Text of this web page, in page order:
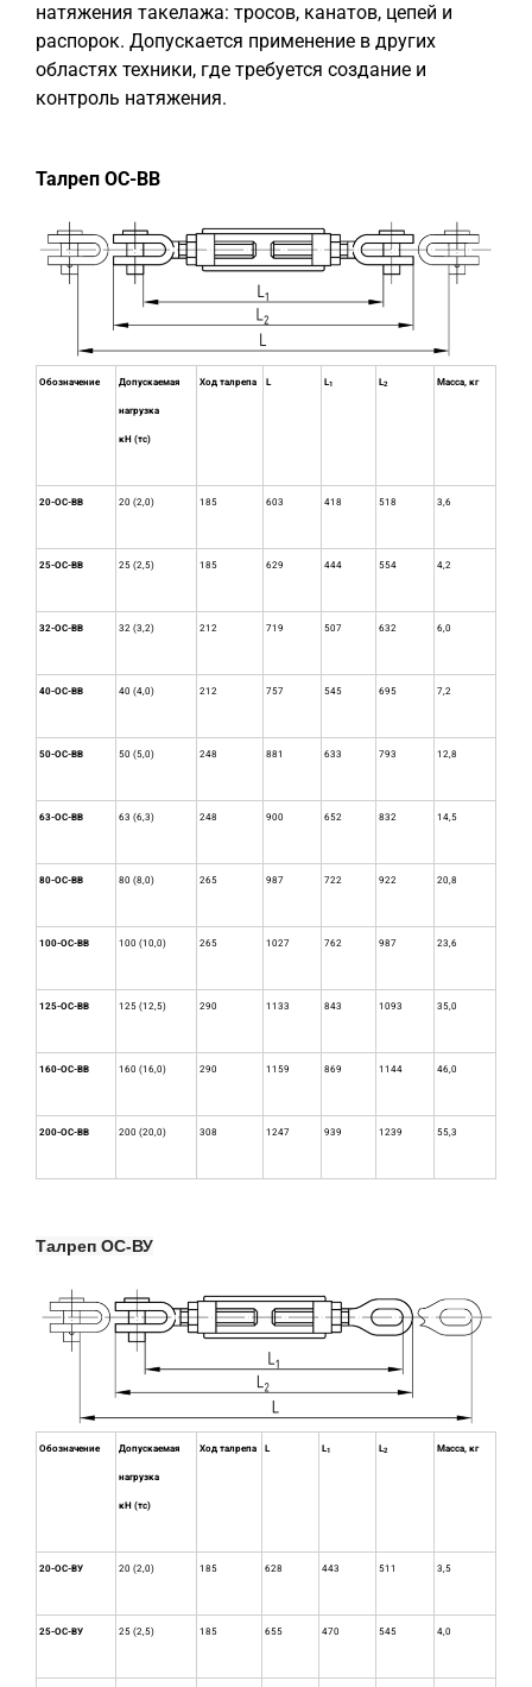
натяжения такелажа: тросов, канатов, цепей и
распорок. Допускается применение в других
областях техники, где требуется создание и
контроль натяжения.
Талреп ОС-ВВ
Обозначение Допускаемая
нагрузка
кН (тс)
Ход талрепа L L 1 L 2 Масса, кг
20-ОС-ВВ 20 (2,0) 185 603 418 518 3,6
25-ОС-ВВ 25 (2,5) 185 629 444 554 4,2
32-ОС-ВВ 32 (3,2) 212 719 507 632 6,0
40-ОС-ВВ 40 (4,0) 212 757 545 695 7,2
50-ОС-ВВ 50 (5,0) 248 881 633 793 12,8
63-ОС-ВВ 63 (6,3) 248 900 652 832 14,5
80-ОС-ВВ 80 (8,0) 265 987 722 922 20,8
100-ОС-ВВ 100 (10,0) 265 1027 762 987 23,6
125-ОС-ВВ 125 (12,5) 290 1133 843 1093 35,0
160-ОС-ВВ 160 (16,0) 290 1159 869 1144 46,0
200-ОС-ВВ 200 (20,0) 308 1247 939 1239 55,3
Талреп ОС-ВУ
Обозначение Допускаемая
нагрузка
кН (тс)
Ход талрепа L L 1 L 2 Масса, кг
20-ОС-ВУ 20 (2,0) 185 628 443 511 3,5
25-ОС-ВУ 25 (2,5) 185 655 470 545 4,0